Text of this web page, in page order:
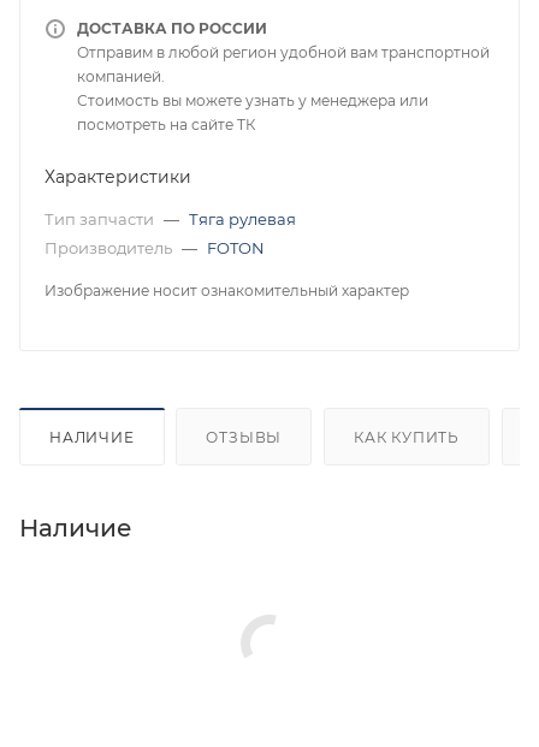
ДОСТАВКА ПО РОССИИ
Отправим в любой регион удобной вам транспортной
компанией.
Стоимость вы можете узнать у менеджера или
посмотреть на сайте ТК
Характеристики
Тип запчасти — Тяга рулевая
Производитель — FOTON
Изображение носит ознакомительный характер
НАЛИЧИЕ ОТЗЫВЫ КАК КУПИТЬ
Наличие